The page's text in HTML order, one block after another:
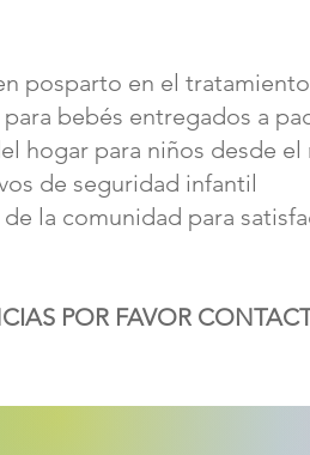
posparto en el
bebés entregados a
hogar para niños desde el
de seguridad infantil
la comunidad para
POR FAVOR